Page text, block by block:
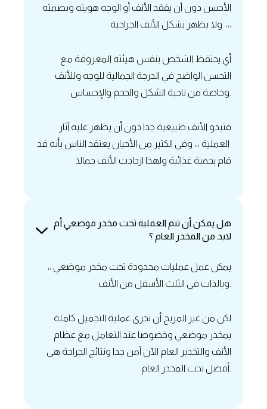
الأحسن دون أن يفقد الأنف أو الوجه هويته ‏وبصمته
ولا يظهر بشكل الأنف الجراحية ،،،
أي يحتفظ الشخص بنفس هيئته المعروفة مع
التحسن الواضح في الدرجة الجمالية للوجه وللأنف
‏فتبدو الأنف طبيعية جدا دون أن يظهر عليه آثار
العملية ،،، وفي الكثير من الأحيان يعتقد الناس بأنه قد
قام بحمية غذائية ولهذا ازدادت الأنف جمالا
هل يمكن أن تتم العملية تحت مخدر موضعي أم
لابد من المخدر العام ؟
يمكن عمل عمليات محدودة تحت مخدر موضعي ،،
‏لكن من غير المريح أن تجرى عملية التجميل كاملة
بمخدر موضعي وخصوصا عند التعامل مع عظام
الأنف والتخدير العام الآن آمن جدا ونتائج الجراحة هي